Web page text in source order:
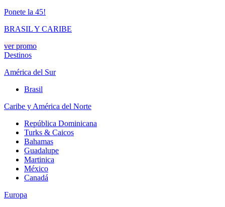
Ponete la 45!
BRASIL Y CARIBE
ver promo
Destinos
América del Sur
Brasil
Caribe y América del Norte
República Dominicana
Turks & Caicos
Bahamas
Guadalupe
Martinica
México
Canadá
Europa